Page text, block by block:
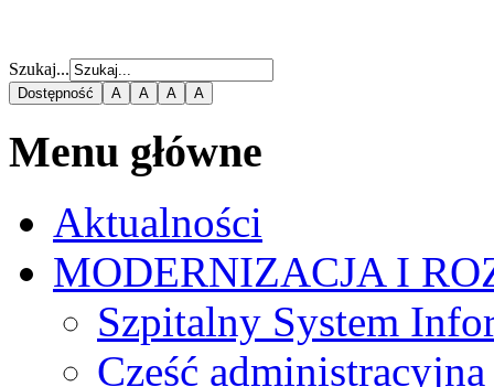
Szukaj...
Dostępność A A A A
Menu główne
Aktualności
MODERNIZACJA I
Szpitalny System
Cześć